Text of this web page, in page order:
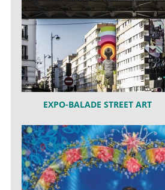
EXPO-BALADE STREET ART